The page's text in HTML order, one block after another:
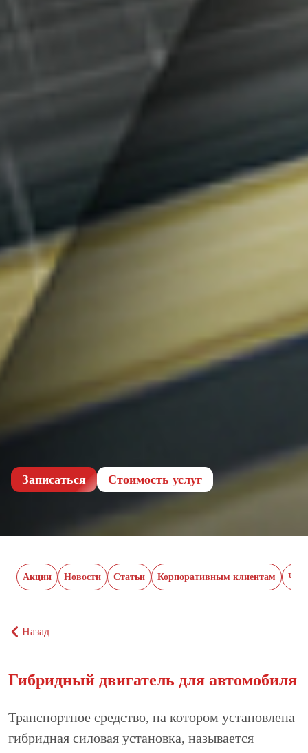
Записаться Cтоимость услуг
Акции Новости Статьи Корпоративным клиентам
Назад
Гибридный двигатель для автомобиля
Транспортное средство, на котором установлена
гибридная силовая установка, называется